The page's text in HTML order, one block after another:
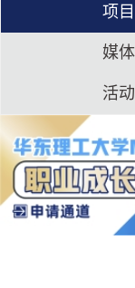
项
媒
活